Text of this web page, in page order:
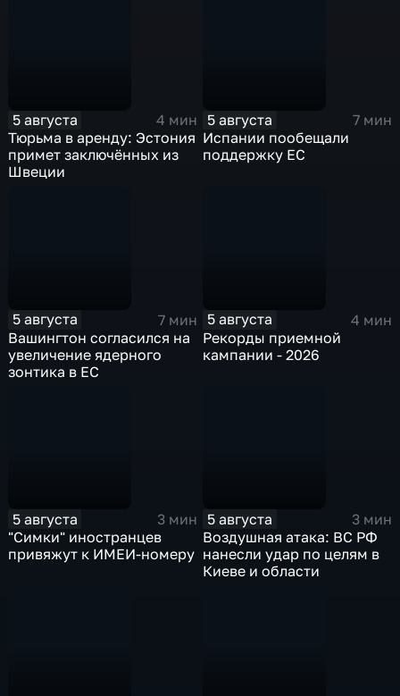
5 августа
4 мин
Тюрьма в аренду: Эстония
примет заключённых из
Швеции
5 августа
7 мин
Испании пообещали
поддержку ЕС
5 августа
7 мин
Вашингтон согласился на
увеличение ядерного
зонтика в ЕС
5 августа
4 мин
Рекорды приемной
кампании - 2026
5 августа
3 мин
"Симки" иностранцев
привяжут к ИМЕИ-номеру
5 августа
3 мин
Воздушная атака: ВС РФ
нанесли удар по целям в
Киеве и области